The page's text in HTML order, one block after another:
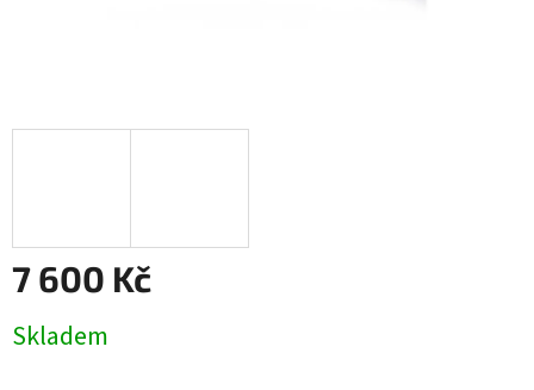
7 600 Kč
cena:
Skladem